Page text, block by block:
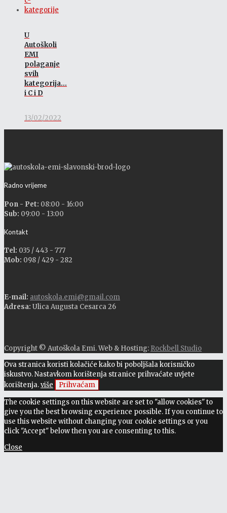
U
Autoškoli
EMI
polaganje
svih
kategorija…
i C i D
13/02/2022
Radno vrijeme
Pon - Pet: 08:00 - 16:00
Sub: 09:00 - 13:00
Kontakt
Tel: 035 / 443 - 777
Mob: 098 / 429 - 282
E-mail: autoskola.emi@gmail.com
Adresa: Ulica Augusta Cesarca 26
Copyright © Autoškola Emi. Web & Hosting: Rockbell Studio
Ova stranica koristi kolačiće kako bi poboljšala korisničko
iskustvo. Nastavkom korištenja stranice prihvaćate uvjete
korištenja.više
Prihvaćam
The cookie settings on this website are set to "allow cookies" to
give you the best browsing experience possible. If you continue to
use this website without changing your cookie settings or you
click "Accept" below then you are consenting to this.
Close